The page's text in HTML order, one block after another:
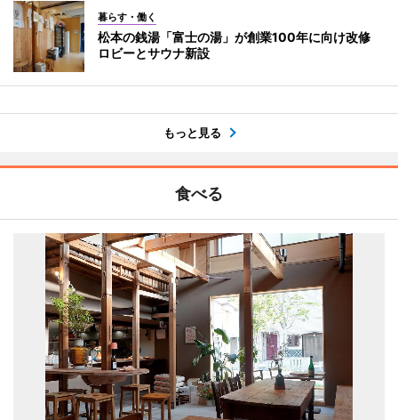
暮らす・働く
松本の銭湯「富士の湯」が創業100年に向け改修
ロビーとサウナ新設
もっと見る
食べる